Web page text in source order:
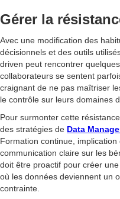
Gérer la
Avec une modification des
décisionnels et des outils
driven peut rencontrer quelques
collaborateurs se sentent
craignant de ne pas maîtriser
le contrôle sur leurs domaines
Pour surmonter cette
des stratégies de Data
Formation continue,
communication claire sur les
doit être proactif pour créer
où les données deviennent un
contrainte.